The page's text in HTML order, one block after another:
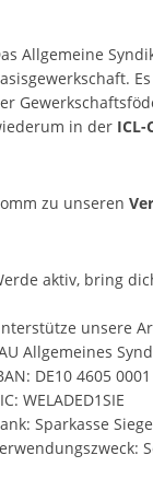
Allgemeine
in der ICL-
zu unseren
aktiv, bring
unsere
Allgemeines
DE10 4605
WELADED1SIE
Sparkasse